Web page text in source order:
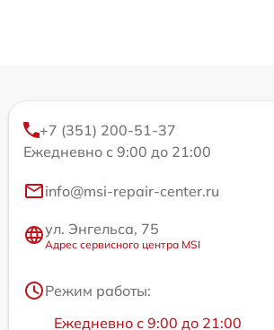
+7 (351) 200-51-37
Ежедневно с 9:00 до 21:00
info@msi-repair-center.ru
ул. Энгельса, 75
Адрес сервисного центра MSI
Режим работы:
Ежедневно с 9:00 до 21:00